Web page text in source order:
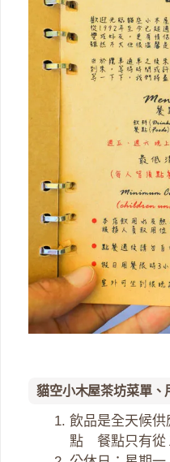
貓空小木屋茶坊菜單、
飲品是全天候供
點 餐點只有從